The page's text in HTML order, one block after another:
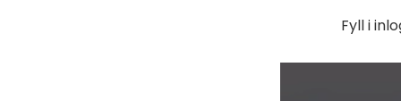
Fyll i